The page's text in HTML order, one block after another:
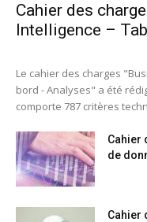
Cahier des
Intelligence –
Le cahier des charges
bord - Analyses" a été
comporte 787 critères
Cahier
de
Cahier